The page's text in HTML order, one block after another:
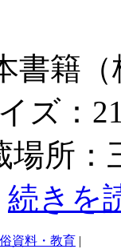
書籍
ズ：
所：
続きを
資料・教育